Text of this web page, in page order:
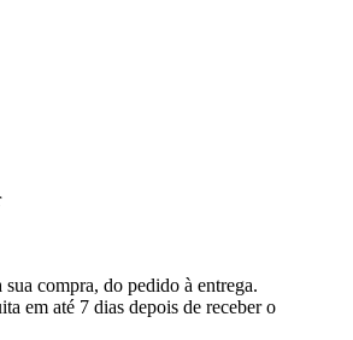
sua compra, do pedido à entrega.
em até 7 dias depois de receber o